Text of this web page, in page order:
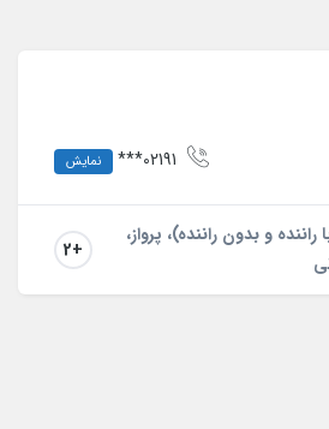
نمایش
و بدون راننده)، پرواز،
+2